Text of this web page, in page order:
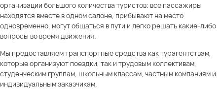
организации большого количества туристов: все пассажиры
находятся вместе в одном салоне, прибывают на место
одновременно, могут общаться в пути и легко решать какие-либо
вопросы во время движения.
Мы предоставляем транспортные средства как турагентствам,
которые организуют поездки, так и трудовым коллективам,
студенческим группам, школьным классам, частным компаниям и
индивидуальным заказчикам.